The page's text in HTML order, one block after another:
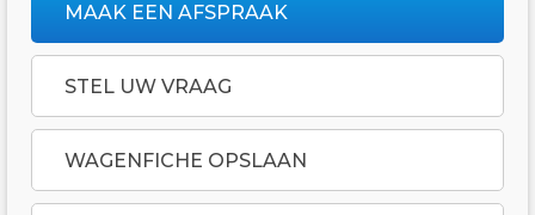
MAAK EEN AFSPRAAK
STEL UW VRAAG
WAGENFICHE OPSLAAN